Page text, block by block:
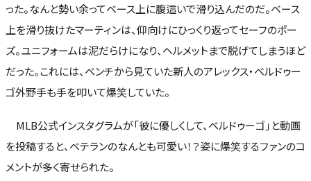
った。なんと勢い余ってベース上に腹這いで滑り込んだのだ。ベース
上を滑り抜けたマーティンは、仰向けにひっくり返ってセーフのポー
ズ。ユニフォームは泥だらけになり、ヘルメットまで脱げてしまうほど
だった。これには、ベンチから見ていた新人のアレックス・ベルドゥー
ゴ外野手も手を叩いて爆笑していた。
MLB公式インスタグラムが「彼に優しくして、ベルドゥーゴ」と動画
を投稿すると、ベテランのなんとも可愛い！？姿に爆笑するファンのコ
メントが多く寄せられた。